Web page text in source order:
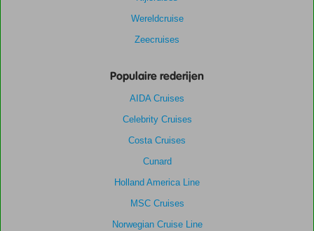
Wereldcruise
Zeecruises
Populaire rederijen
AIDA Cruises
Celebrity Cruises
Costa Cruises
Cunard
Holland America Line
MSC Cruises
Norwegian Cruise Line